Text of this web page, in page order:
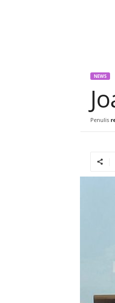
NEWS
Penulis